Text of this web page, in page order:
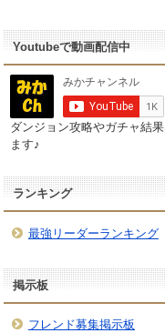
Youtubeで動画配信中
ダンジョン攻略やガチャ結
ます♪
ランキング
最強リーダーランキング
掲示板
フレンド募集掲示板